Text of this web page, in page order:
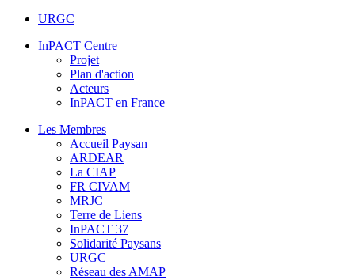
URGC
InPACT Centre
Projet
Plan d'action
Acteurs
InPACT en France
Les Membres
Accueil Paysan
ARDEAR
La CIAP
FR CIVAM
MRJC
Terre de Liens
InPACT 37
Solidarité Paysans
URGC
Réseau des AMAP